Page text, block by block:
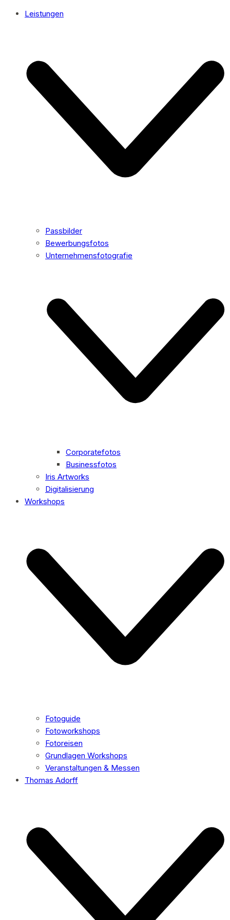
Leistungen
Passbilder
Bewerbungsfotos
Unternehmensfotografie
Corporatefotos
Businessfotos
Iris Artworks
Digitalisierung
Workshops
Fotoguide
Fotoworkshops
Fotoreisen
Grundlagen Workshops
Veranstaltungen & Messen
Thomas Adorff